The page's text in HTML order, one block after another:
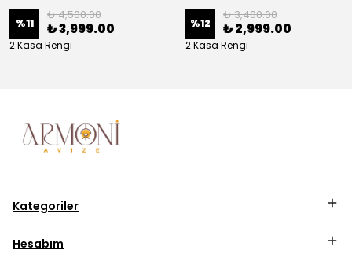
%11
₺ 4,500.00
₺ 3,999.00
2 Kasa Rengi
%12
₺ 3,400.00
₺ 2,999.00
2 Kasa Rengi
Kategoriler
Hesabım